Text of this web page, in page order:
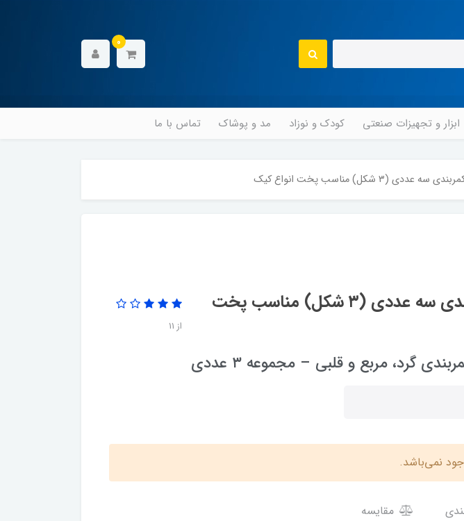
0
ابزار و تجهیزات صنعتی کودک و نوزاد مد و پوشاک تماس با ما
(۳ شکل) مناسب پخت انواع کیک
قالب کیک کمربندی سه عددی (۳ شکل) مناسب پخت
از 11
گرد، مربع و قلبی – مجموعه ۳ عددی
نمی‌باشد.
مقایسه